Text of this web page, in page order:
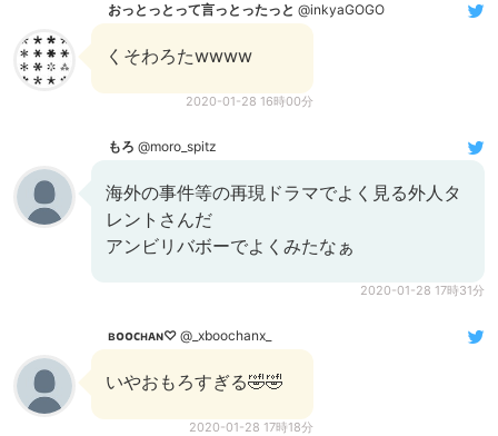
おっとっとって言っとったっと @inkyaGOGO
くそわろたwwww
2020-01-28 16時00分
もろ @moro_spitz
海外の事件等の再現ドラマでよく見る外人タ
レントさんだ
アンビリバボーでよくみたなぁ
2020-01-28 17時31分
ʙᴏᴏᴄʜᴀɴ♡ @_xboochanx_
いやおもろすぎる🤣🤣
2020-01-28 17時18分